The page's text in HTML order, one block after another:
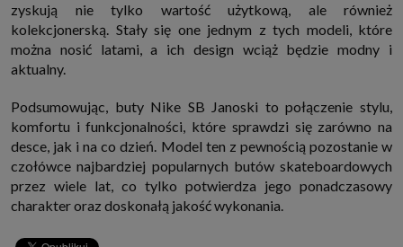
zyskują nie tylko wartość użytkową, ale również
kolekcjonerską. Stały się one jednym z tych modeli, które
można nosić latami, a ich design wciąż będzie modny i
aktualny.
Podsumowując, buty Nike SB Janoski to połączenie stylu,
komfortu i funkcjonalności, które sprawdzi się zarówno na
desce, jak i na co dzień. Model ten z pewnością pozostanie w
czołówce najbardziej popularnych butów skateboardowych
przez wiele lat, co tylko potwierdza jego ponadczasowy
charakter oraz doskonałą jakość wykonania.